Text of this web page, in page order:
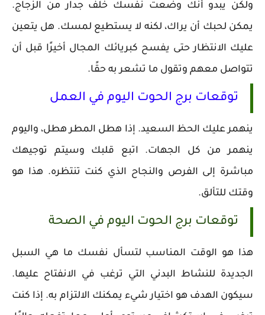
ولكن يبدو أنك وضعت نفسك خلف جدار من الزجاج.
يمكن لحبك أن يراك، لكنه لا يستطيع لمسك. هل يتعين
عليك الانتظار حتى يفسح كبريائك المجال أخيرًا قبل أن
تتواصل معهم وتقول ما تشعر به حقًا.
توقعات برج الحوت اليوم في العمل
ينهمر عليك الحظ السعيد. إذا هطل المطر هطل، واليوم
ينهمر من كل الجهات. اتبع قلبك وسيتم توجيهك
مباشرة إلى الفرص والنجاح الذي كنت تنتظره. هذا هو
وقتك للتألق.
توقعات برج الحوت اليوم في الصحة
هذا هو الوقت المناسب لتسأل نفسك ما هي السبل
الجديدة للنشاط البدني التي ترغب في الانفتاح عليها.
سيكون الهدف هو اختيار شيء يمكنك الالتزام به. إذا كنت